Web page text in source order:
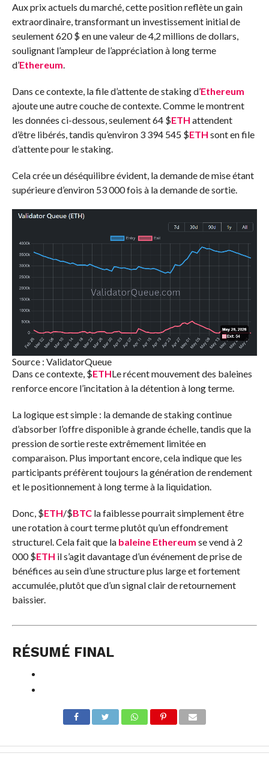
Aux prix actuels du marché, cette position reflète un gain
extraordinaire, transformant un investissement initial de
seulement 620 $ en une valeur de 4,2 millions de dollars,
soulignant l’ampleur de l’appréciation à long terme
d’Ethereum.
Dans ce contexte, la file d’attente de staking d’Ethereum
ajoute une autre couche de contexte. Comme le montrent
les données ci-dessous, seulement 64 $ETH attendent
d’être libérés, tandis qu’environ 3 394 545 $ETH sont en file
d’attente pour le staking.
Cela crée un déséquilibre évident, la demande de mise étant
supérieure d’environ 53 000 fois à la demande de sortie.
Source : ValidatorQueue
Dans ce contexte, $ETHLe récent mouvement des baleines
renforce encore l’incitation à la détention à long terme.
La logique est simple : la demande de staking continue
d’absorber l’offre disponible à grande échelle, tandis que la
pression de sortie reste extrêmement limitée en
comparaison. Plus important encore, cela indique que les
participants préfèrent toujours la génération de rendement
et le positionnement à long terme à la liquidation.
Donc, $ETH/$BTCla faiblesse pourrait simplement être
une rotation à court terme plutôt qu’un effondrement
structurel. Cela fait que la baleine Ethereum se vend à 2
000$ETH il s’agit davantage d’un événement de prise de
bénéfices au sein d’une structure plus large et fortement
accumulée, plutôt que d’un signal clair de retournement
baissier.
RÉSUMÉ FINAL